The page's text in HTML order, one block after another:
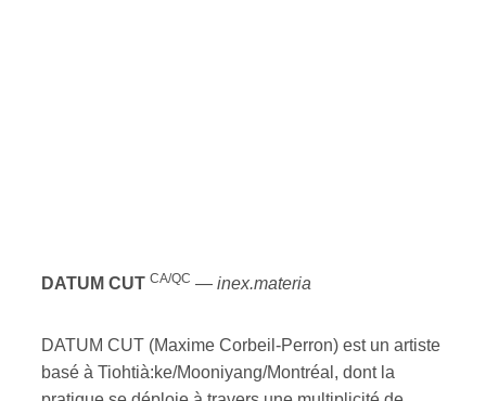
DATUM CUT CA/QC — inex.materia
DATUM CUT (Maxime Corbeil-Perron) est un artiste
basé à Tiohtià:ke/Mooniyang/Montréal, dont la